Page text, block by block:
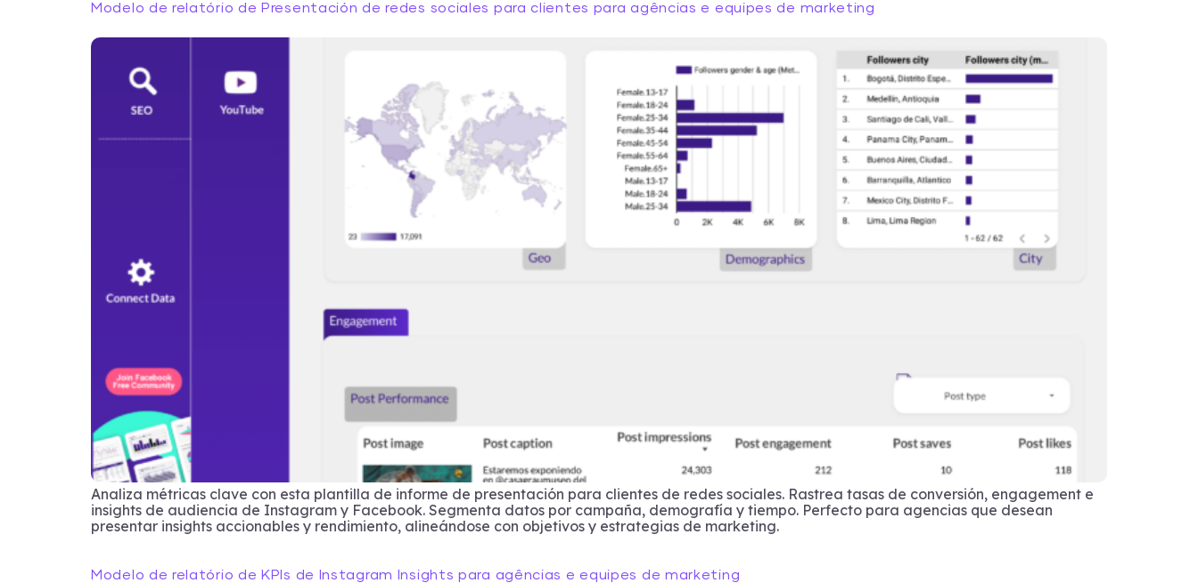
Modelo de relatório de Presentación de redes sociales para clientes para agências e equipes de marketing
Analiza métricas clave con esta plantilla de informe de presentación para clientes de redes sociales. Rastrea tasas de conversión, engagement e
insights de audiencia de Instagram y Facebook. Segmenta datos por campaña, demografía y tiempo. Perfecto para agencias que desean
presentar insights accionables y rendimiento, alineándose con objetivos y estrategias de marketing.
Modelo de relatório de KPIs de Instagram Insights para agências e equipes de marketing